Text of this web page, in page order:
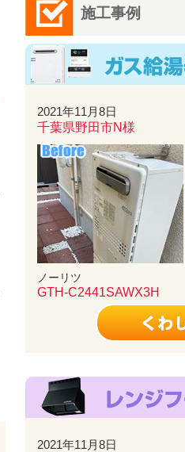
施工事例
2021年11月8日
千葉県野田市N様
ノーリツ
GTH-C2441SAWX3H
2021年11月8日